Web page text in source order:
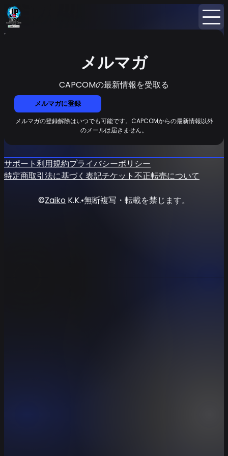
Home
メルマガ
CAPCOMの最新情報を受取る
メルマガに登録
メルマガの登録解除はいつでも可能です。CAPCOMからの最新情報以外
のメールは届きません。
サポート利用規約プライバシーポリシー
特定商取引法に基づく表記チケット不正転売について
©Zaiko K.K.•無断複写・転載を禁じます。